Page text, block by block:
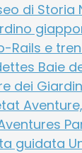
di Storia
Rails e
Baie
dei
guidata